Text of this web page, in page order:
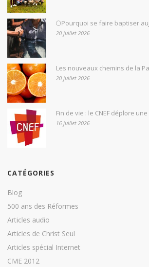
🌕Pourquoi se faire baptiser
20 juillet 2026
Les nouveaux chemins de la
20 juillet 2026
Fin de vie : le CNEF déplore
16 juillet 2026
CATÉGORIES
Blog
500 ans des Réformes
Articles audio
Articles de Christ Seul
Articles spécial Internet
CME 2012